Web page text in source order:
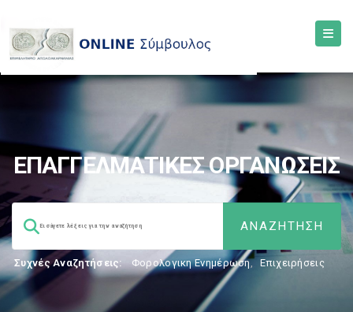
ΕΠΑΓΓΕΛΜΑΤΙΚΕΣ ΟΡΓΑΝΩΣΕΙΣ
Συχνές Αναζητήσεις: Φορολογικη Ενημέρωση, Επιχειρήσεις